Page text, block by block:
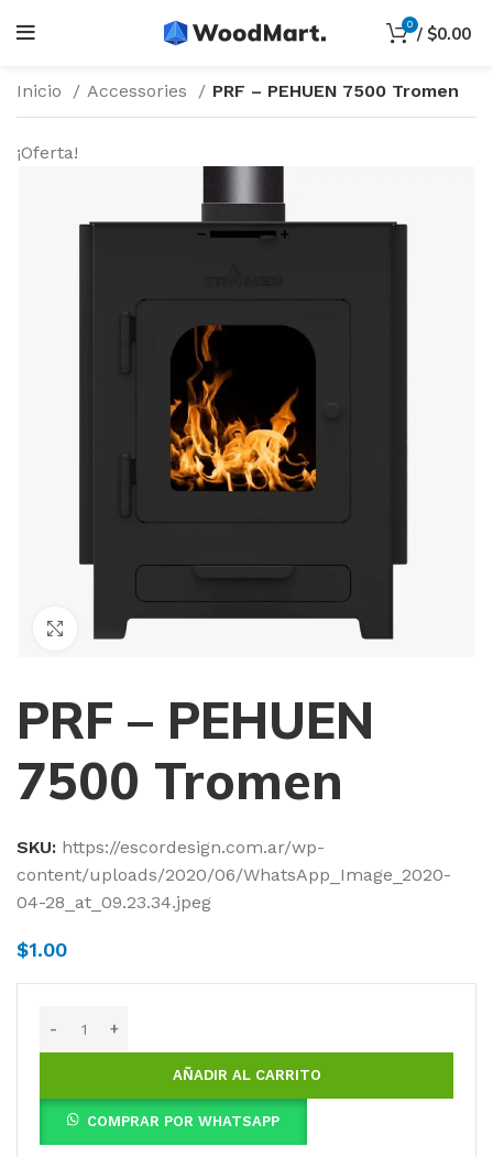
0 / $0.00
Inicio Accessories PRF – PEHUEN 7500 Tromen
¡Oferta!
Haga Click para agrandar
PRF – PEHUEN
7500 Tromen
SKU: https://escordesign.com.ar/wp-
content/uploads/2020/06/WhatsApp_Image_2020-
04-28_at_09.23.34.jpeg
$1.00
AÑADIR AL CARRITO
COMPRAR POR WHATSAPP